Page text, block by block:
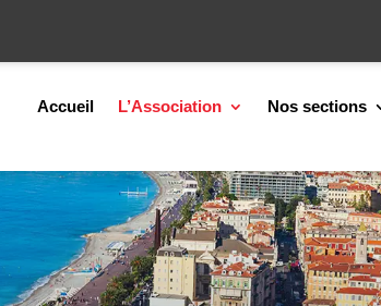
Accueil L’Association Nos sections